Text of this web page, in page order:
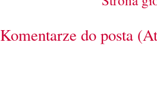
Komentarze do posta